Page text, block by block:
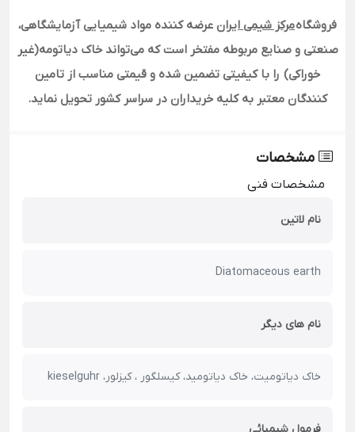
فروشگاهمرکز شیمی ایران عرضه کننده مواد شیمیایی آزمایشگاهی،
صنعتی و صنایع مربوطه مفتخر است که می‌تواند خاک دیاتومه(غیر
خوراکی) را با کیفیتی تضمین شده و قیمتی مناسب از تامین
کنندگان معتبر به کلیه خریداران در سراسر کشور تحویل نماید.
مشخصات
مشخصات فنی
نام لاتین
Diatomaceous earth
نام های دیگر
خاک دیاتومیت، خاک دیاتومید، کیسلگور ، کیزلور، kieselguhr